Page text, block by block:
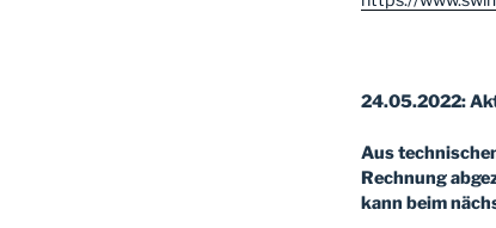
24.05.2022:
Aus
Rechnung
kann beim